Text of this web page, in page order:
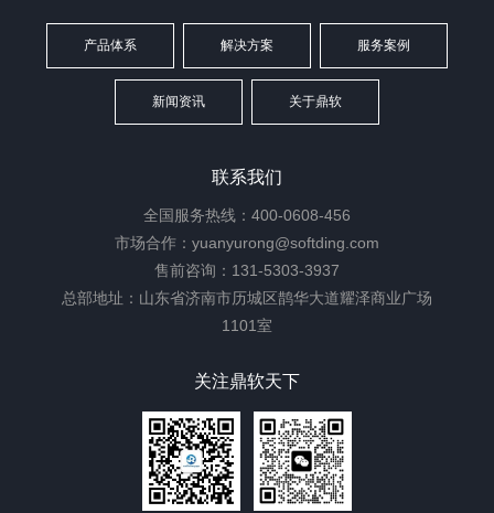
产品体系 解决方案 服务案例
新闻资讯 关于鼎软
联系我们
全国服务热线：400-0608-456
市场合作：yuanyurong@softding.com
售前咨询：131-5303-3937
总部地址：山东省济南市历城区鹊华大道耀泽商业广场
1101室
关注鼎软天下